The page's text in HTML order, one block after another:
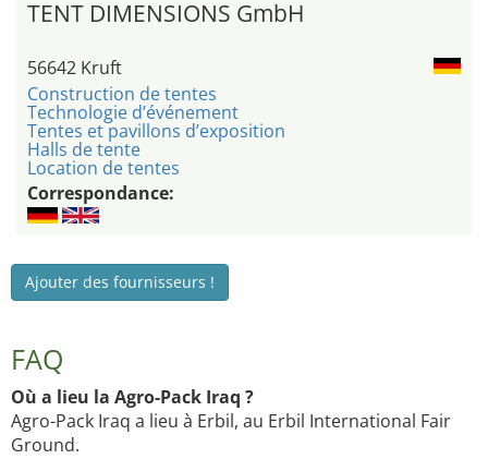
TENT DIMENSIONS GmbH
56642 Kruft
Construction de tentes
Technologie d’événement
Tentes et pavillons d’exposition
Halls de tente
Location de tentes
Correspondance:
Ajouter des fournisseurs !
FAQ
Où a lieu la Agro-Pack Iraq ?
Agro-Pack Iraq a lieu à Erbil, au Erbil International Fair
Ground.